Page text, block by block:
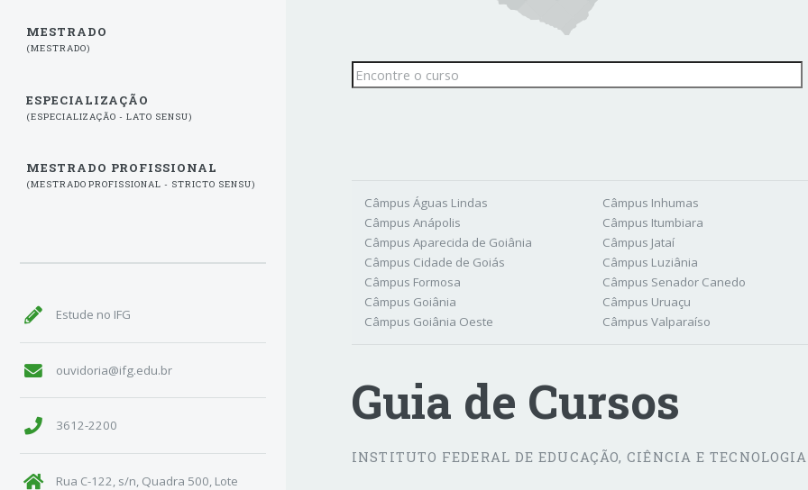
Guia de Cursos
INSTITUTO FEDERAL DE EDUCAÇÃO, CIÊNCIA E
Câmpus Águas Lindas
Câmpus Anápolis
Câmpus Aparecida de Goiânia
Câmpus Cidade de Goiás
Câmpus Formosa
Câmpus Goiânia
Câmpus Goiânia Oeste
Câmpus Inhumas
Câmpus Itumbiara
Câmpus Jataí
Câmpus Luziânia
Câmpus Senador Canedo
Câmpus Uruaçu
Câmpus Valparaíso
MESTRADO
(MESTRADO)
ESPECIALIZAÇÃO
(ESPECIALIZAÇÃO - LATO SENSU)
MESTRADO PROFISSIONAL
(MESTRADO PROFISSIONAL - STRICTO SENSU)
Estude no IFG
ouvidoria@ifg.edu.br
3612-2200
Rua C-122, s/n, Quadra 500, Lote